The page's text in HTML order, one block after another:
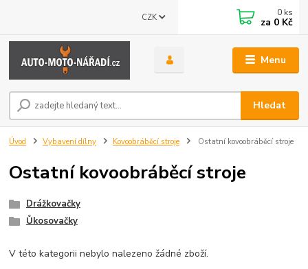
Menu
CZK
Hledat
0 ks
za 0 Kč
Úvod Vybavení dílny Kovoobráběcí stroje Ostatní kovoobráběcí stroje
Ostatní kovoobráběcí stroje
Drážkovačky
Ůkosovačky
V této kategorii nebylo nalezeno žádné zboží.